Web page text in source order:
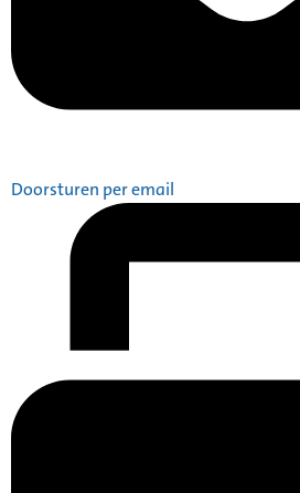
Doorsturen per email